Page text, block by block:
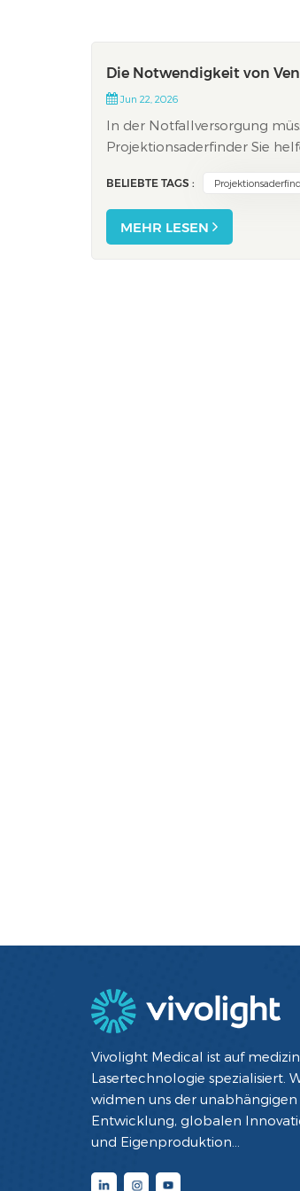
Die Notwendigkeit von
Jun 22, 2026
In der Notfallversorgung
Projektionsaderfinder Sie
BELIEBTE TAGS :
MEHR LESEN
Vivolight Medical ist auf
Lasertechnologie spezialisiert.
widmen uns der unabhängigen
Entwicklung, globalen
und Eigenproduktion
Diagnose- und Therapiegeräte